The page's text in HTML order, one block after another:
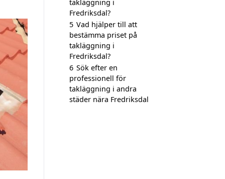
takläggning i
Fredriksdal?
5 Vad hjälper till att
bestämma priset på
takläggning i
Fredriksdal?
6 Sök efter en
professionell för
takläggning i andra
städer nära Fredriksdal